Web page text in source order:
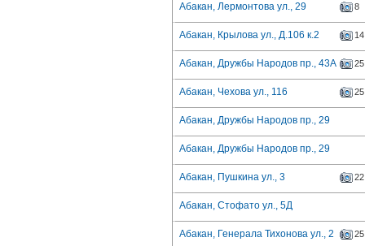
Абакан, Лермонтова ул., 29 8
Абакан, Крылова ул., Д.106 к.2 14
Абакан, Дружбы Народов пр., 43А 25
Абакан, Чехова ул., 116 25
Абакан, Дружбы Народов пр., 29
Абакан, Дружбы Народов пр., 29
Абакан, Пушкина ул., 3 22
Абакан, Стофато ул., 5Д
Абакан, Генерала Тихонова ул., 2 25